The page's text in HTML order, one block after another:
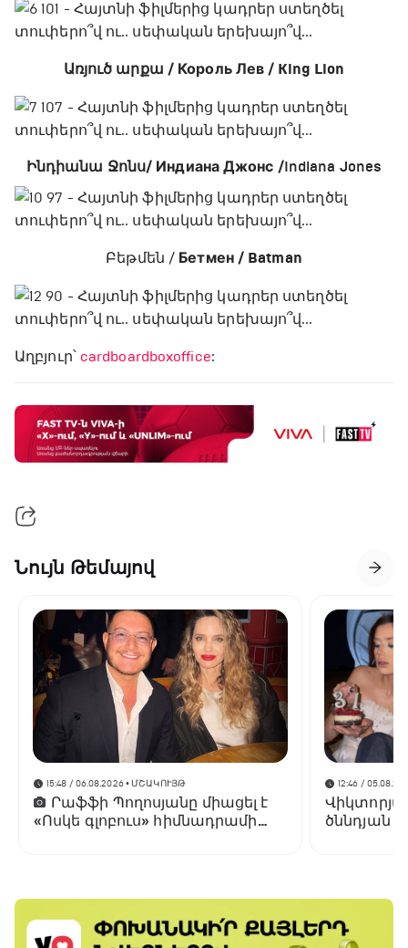
Առյուծ արքա / Король Лев / King Lion
Ինդիանա Ջոնս/ Индиана Джонс /Indiana Jones
Բեթմեն / Бетмен / Batman
Աղբյուր՝ cardboardboxoffice:
Նույն Թեմայով
15:48 / 06.08.2026• ՄՇԱԿՈՒՅԹ
Րաֆֆի Պողոսյանը միացել է
«Ոսկե գլոբուս» հիմնադրամի
12:46 /
Վիկտորյա
ծննդյան